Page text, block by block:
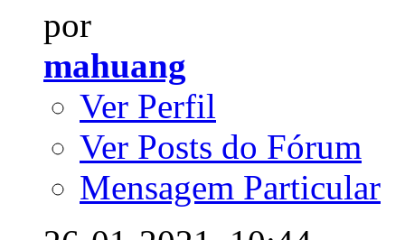
por
mahuang
Ver Perfil
Ver Posts do Fórum
Mensagem Particular